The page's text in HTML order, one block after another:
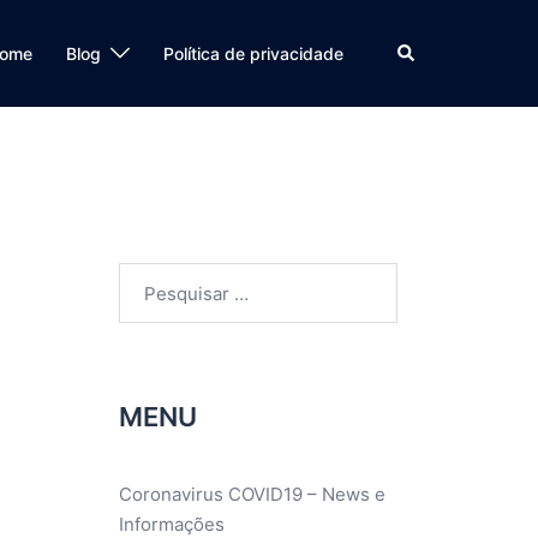
Blog Política de privacidade Search
por:
MENU
Coronavirus COVID19 – News e
Informações